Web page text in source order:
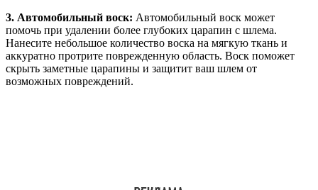
3. Автомобильный воск: Автомобильный воск может
помочь при удалении более глубоких царапин с шлема.
Нанесите небольшое количество воска на мягкую ткань и
аккуратно протрите поврежденную область. Воск поможет
скрыть заметные царапины и защитит ваш шлем от
возможных повреждений.